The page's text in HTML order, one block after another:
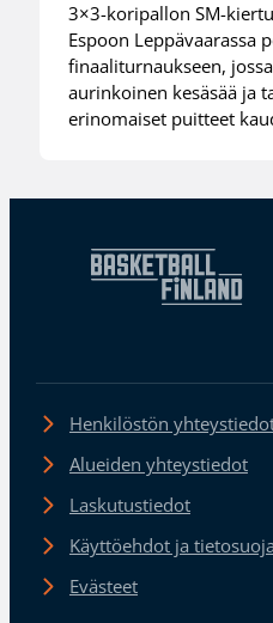
3×3-koripallon SM-
Espoon Leppävaarassa
finaaliturnaukseen,
aurinkoinen kesäsää ja
erinomaiset puitteet
Henkilöstön
Alueiden yhteystiedot
Laskutustiedot
Käyttöehdot ja tietosuoja
Evästeet